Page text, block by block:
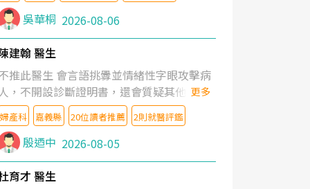
吳華桐 2026-08-06
建翰 醫生
推此醫生 會言語挑釁並情緒性字眼攻擊病
，不開設診斷證明書，還會質疑其他醫生
判斷！
更多
婦產科 嘉義縣 20位讀者推薦 2則就醫評鑑
殷迺中 2026-08-05
育才 醫生